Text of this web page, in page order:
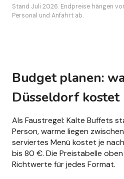
Stand Juli 2026. Endpreise hängen
Personal und Anfahrt ab.
Budget planen:
Düsseldorf kostet
Als Faustregel: Kalte Buffets
Person, warme liegen
serviertes Menü kostet je
bis 80 €. Die Preistabelle
Richtwerte für jedes Format.